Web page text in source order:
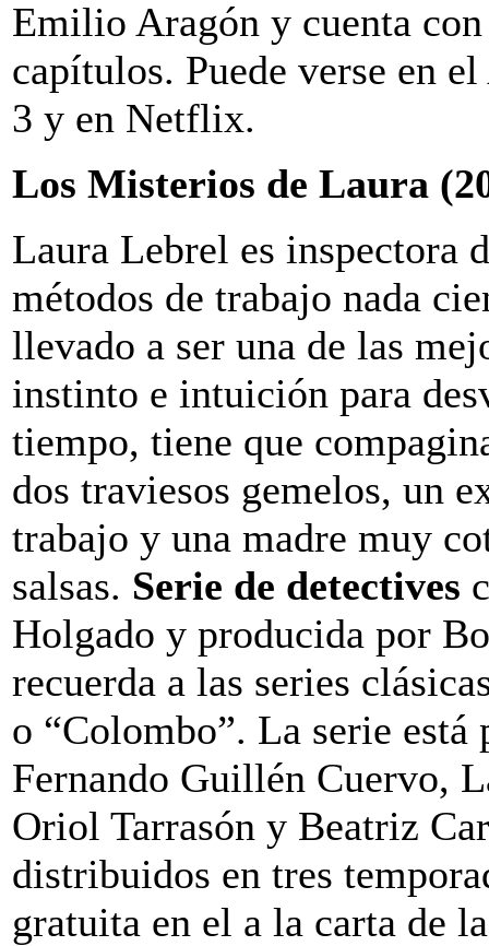
Emilio Aragón y cuenta
capítulos. Puede verse en
3 y en Netflix.
Los Misterios de Laura
Laura Lebrel es inspectora
métodos de trabajo nada
llevado a ser una de las
instinto e intuición para
tiempo, tiene que
dos traviesos gemelos, un
trabajo y una madre muy
salsas. Serie de detectives
Holgado y producida por
recuerda a las series
o “Colombo”. La serie
Fernando Guillén Cuervo,
Oriol Tarrasón y Beatriz
distribuidos en tres
gratuita en el a la carta de